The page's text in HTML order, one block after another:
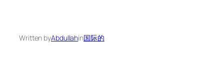
Written byAbdullahin国际的